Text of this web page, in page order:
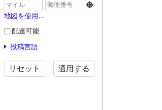

地図を使用...
配達可能
投稿言語
リセット 適用する